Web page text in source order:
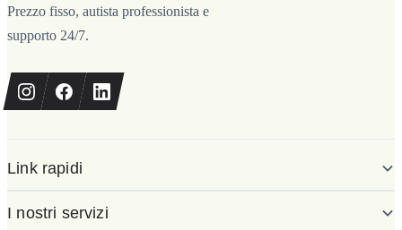
Prezzo fisso, autista professionista e
supporto 24/7.
Link rapidi
I nostri servizi